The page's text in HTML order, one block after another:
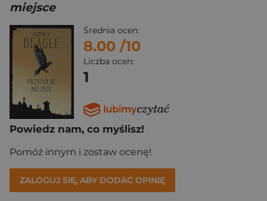
miejsce
Średnia ocen:
8.00 /10
Liczba ocen:
1
Powiedz nam, co myślisz!
Pomóż innym i zostaw ocenę!
ZALOGUJ SIĘ, ABY DODAĆ OPINIĘ